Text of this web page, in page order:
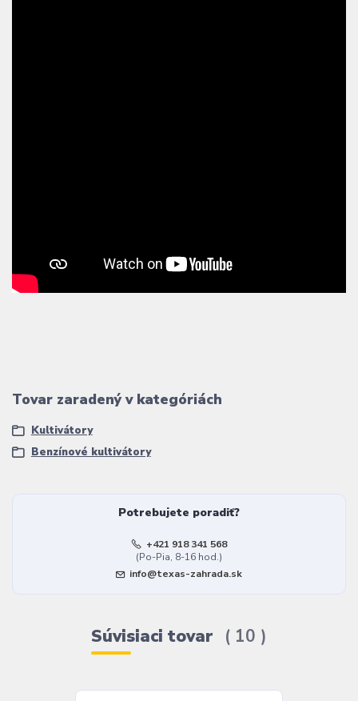
Tovar zaradený v kategóriách
Kultivátory
Benzínové kultivátory
Potrebujete poradiť?
+421 918 341 568
(Po-Pia, 8-16 hod.)
info@texas-zahrada.sk
Súvisiaci tovar 10